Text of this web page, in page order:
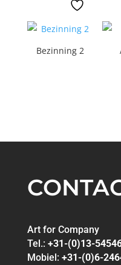
Bezinning 2
Art for Company
Tel.: +31-(0)13-
Mobiel: +31-(0)6-